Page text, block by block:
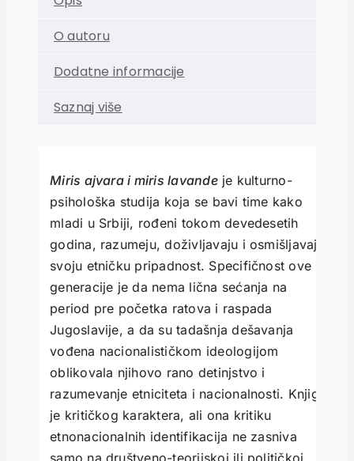
O autoru
Dodatne informacije
Saznaj više
Miris ajvara i miris lavandeje kulturno-
psihološka studija koja se bavi time kako
mladi u Srbiji, rođeni tokom devedesetih
godina, razumeju, doživljavaju i osmišljavaju
svoju etničku pripadnost. Specifičnost ove
generacije je da nema lična sećanja na
period pre početka ratova i raspada
Jugoslavije, a da su tadašnja dešavanja
vođena nacionalističkom ideologijom
oblikovala njihovo rano detinjstvo i
razumevanje etniciteta i nacionalnosti. Knjiga
je kritičkog karaktera, ali ona kritiku
etnonacionalnih identifikacija ne zasniva